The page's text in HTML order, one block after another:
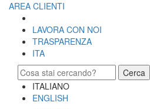
AREA CLIENTI
LAVORA CON NOI
TRASPARENZA
ITA
Cerca
ITALIANO
ENGLISH